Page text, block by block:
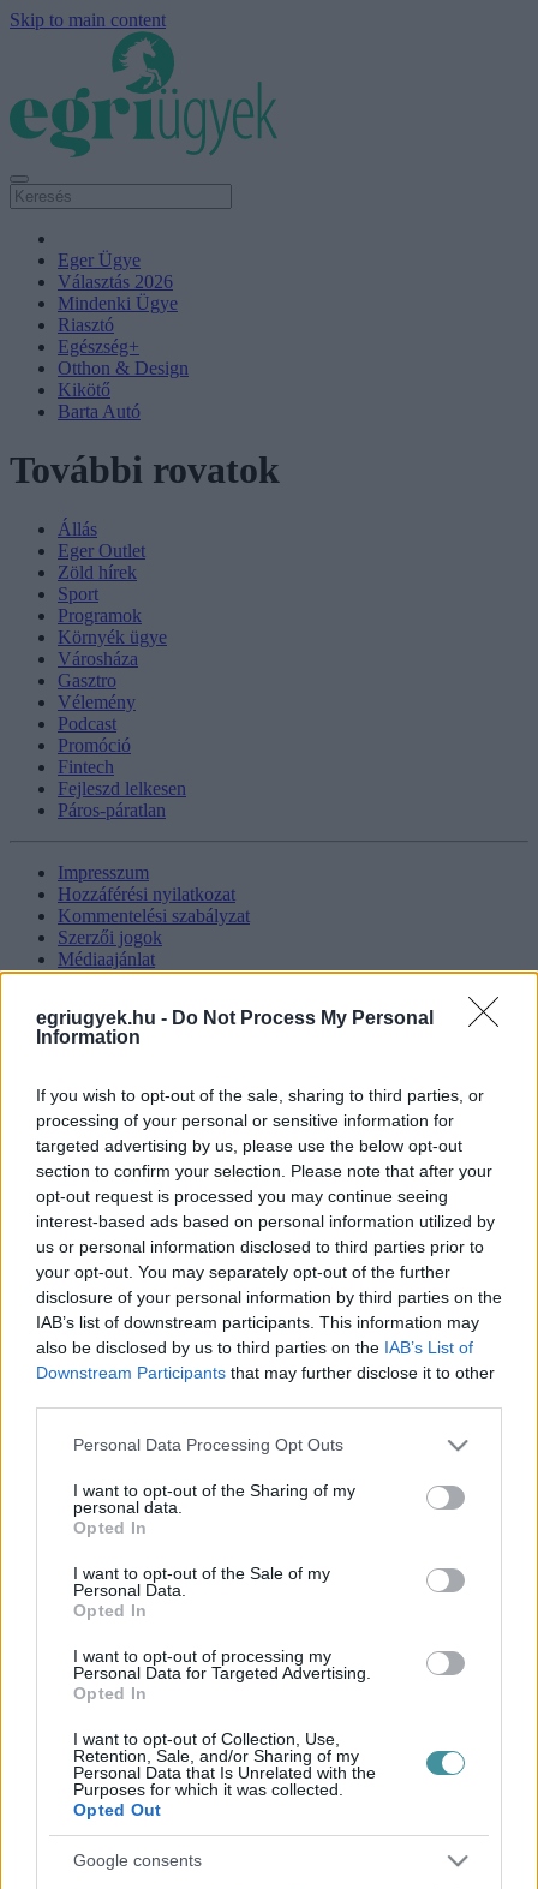
egriugyek.hu - Do Not Process My Personal
Information
If you wish to opt-out of the sale, sharing to third parties, or
processing of your personal or sensitive information for
targeted advertising by us, please use the below opt-out
section to confirm your selection. Please note that after your
opt-out request is processed you may continue seeing
interest-based ads based on personal information utilized by
us or personal information disclosed to third parties prior to
your opt-out. You may separately opt-out of the further
disclosure of your personal information by third parties on the
IAB’s list of downstream participants. This information may
also be disclosed by us to third parties on the IAB’s List of
Downstream Participants that may further disclose it to other
Please note that this website/app uses one or more Google
not limited to your visit or usage behaviour. You may click to
grant or deny consent to Google and its third-party tags to
use your data for below specified purposes in below Google
consent section.
Personal Data Processing Opt Outs
I want to opt-out of the Sharing of my
personal data.
Opted In
I want to opt-out of the Sale of my
Personal Data.
Opted In
I want to opt-out of processing my
Personal Data for Targeted Advertising.
Opted In
I want to opt-out of Collection, Use,
Retention, Sale, and/or Sharing of my
Personal Data that Is Unrelated with the
Purposes for which it was collected.
Opted Out
Google consents
Skip to main content
Eger Ügye
Választás 2026
Mindenki Ügye
Riasztó
Egészség+
Otthon & Design
Kikötő
Barta Autó
További rovatok
Állás
Eger Outlet
Zöld hírek
Sport
Programok
Környék ügye
Városháza
Gasztro
Vélemény
Podcast
Promóció
Fintech
Fejleszd lelkesen
Páros-páratlan
Impresszum
Hozzáférési nyilatkozat
Kommentelési szabályzat
Szerzői jogok
Médiaajánlat
Facebook
Youtube
2026. augusztus 07., péntek, Ibolya névnap
Eger Ügye
Választás 2026
Mindenki Ügye
Egészség+
Otthon & Design
Kikötő
Eger Ügye
Választás 2026
Mindenki Ügye
Riasztó
Egészség+